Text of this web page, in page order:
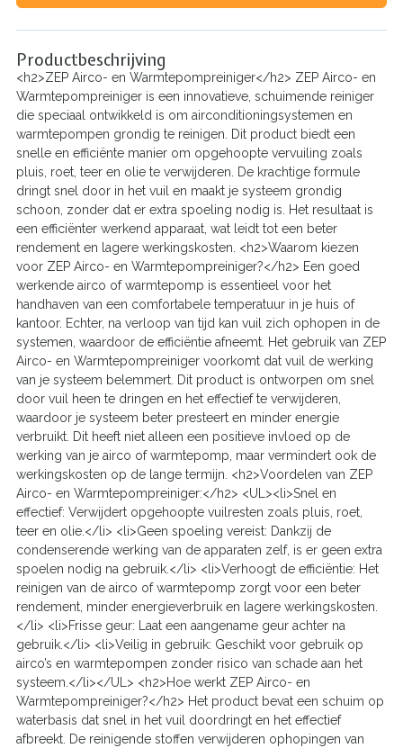
Productbeschrijving
<h2>ZEP Airco- en Warmtepompreiniger</h2> ZEP Airco- en
Warmtepompreiniger is een innovatieve, schuimende reiniger
die speciaal ontwikkeld is om airconditioningsystemen en
warmtepompen grondig te reinigen. Dit product biedt een
snelle en efficiënte manier om opgehoopte vervuiling zoals
pluis, roet, teer en olie te verwijderen. De krachtige formule
dringt snel door in het vuil en maakt je systeem grondig
schoon, zonder dat er extra spoeling nodig is. Het resultaat is
een efficiënter werkend apparaat, wat leidt tot een beter
rendement en lagere werkingskosten. <h2>Waarom kiezen
voor ZEP Airco- en Warmtepompreiniger?</h2> Een goed
werkende airco of warmtepomp is essentieel voor het
handhaven van een comfortabele temperatuur in je huis of
kantoor. Echter, na verloop van tijd kan vuil zich ophopen in de
systemen, waardoor de efficiëntie afneemt. Het gebruik van ZEP
Airco- en Warmtepompreiniger voorkomt dat vuil de werking
van je systeem belemmert. Dit product is ontworpen om snel
door vuil heen te dringen en het effectief te verwijderen,
waardoor je systeem beter presteert en minder energie
verbruikt. Dit heeft niet alleen een positieve invloed op de
werking van je airco of warmtepomp, maar vermindert ook de
werkingskosten op de lange termijn. <h2>Voordelen van ZEP
Airco- en Warmtepompreiniger:</h2> <UL><li>Snel en
effectief: Verwijdert opgehoopte vuilresten zoals pluis, roet,
teer en olie.</li> <li>Geen spoeling vereist: Dankzij de
condenserende werking van de apparaten zelf, is er geen extra
spoelen nodig na gebruik.</li> <li>Verhoogt de efficiëntie: Het
reinigen van de airco of warmtepomp zorgt voor een beter
rendement, minder energieverbruik en lagere werkingskosten.
</li> <li>Frisse geur: Laat een aangename geur achter na
gebruik.</li> <li>Veilig in gebruik: Geschikt voor gebruik op
airco’s en warmtepompen zonder risico van schade aan het
systeem.</li></UL> <h2>Hoe werkt ZEP Airco- en
Warmtepompreiniger?</h2> Het product bevat een schuim op
waterbasis dat snel in het vuil doordringt en het effectief
afbreekt. De reinigende stoffen verwijderen ophopingen van